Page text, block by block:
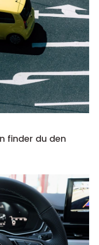
finder du den